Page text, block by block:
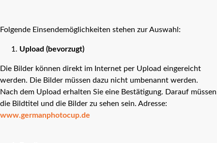
Folgende Einsendemöglichkeiten stehen zur Auswahl:
Upload (bevorzugt)
Die Bilder können direkt im Internet per Upload eingereicht
werden. Die Bilder müssen dazu nicht umbenannt werden.
Nach dem Upload erhalten Sie eine Bestätigung. Darauf müssen
die Bildtitel und die Bilder zu sehen sein. Adresse:
www.germanphotocup.de